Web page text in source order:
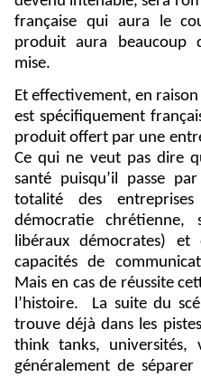
française qui aura le
produit aura beaucoup
mise.
Et effectivement, en raison
est spécifiquement
produit offert par une
Ce qui ne veut pas dire
santé puisqu’il passe
totalité des
démocratie chrétienne,
libéraux démocrates) et
capacités de
Mais en cas de réussite
l’histoire.
La suite du
trouve déjà dans les
think tanks, universités,
généralement de